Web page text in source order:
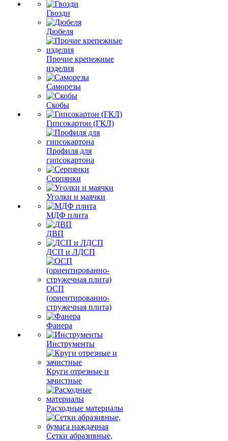
Гвозди
Дюбеля
Прочие крепежные
изделия
Саморезы
Скобы
Гипсокартон (ГКЛ)
Профиля для
гипсокартона
Серпянки
Уголки и маячки
МДФ плита
ДВП
ДСП и ЛДСП
ОСП
(ориентированно-
стружечная плита)
Фанера
Инструменты
Круги отрезные и
зачистные
Расходные материалы
Сетки абразивные,